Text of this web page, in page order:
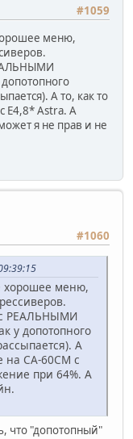
#1059
меню,
А то, как то
E4,8* Astra. А
я не прав и не
#1060
хорошее меню,
с РЕАЛЬНЫМИ
у допотопного
А
на СА-60СМ с
при 64%. А
что "допотопный"